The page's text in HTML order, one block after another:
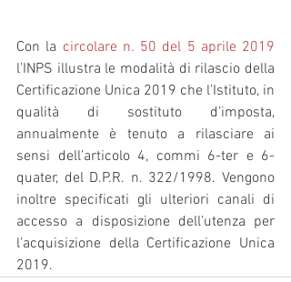
Con la circolare n. 50 del 5 aprile 2019
l’INPS illustra le modalità di rilascio della
Certificazione Unica 2019 che l’Istituto, in
qualità di sostituto d’imposta,
annualmente è tenuto a rilasciare ai
sensi dell’articolo 4, commi 6-ter e 6-
quater, del D.P.R. n. 322/1998. Vengono
inoltre specificati gli ulteriori canali di
accesso a disposizione dell’utenza per
l’acquisizione della Certificazione Unica
2019.